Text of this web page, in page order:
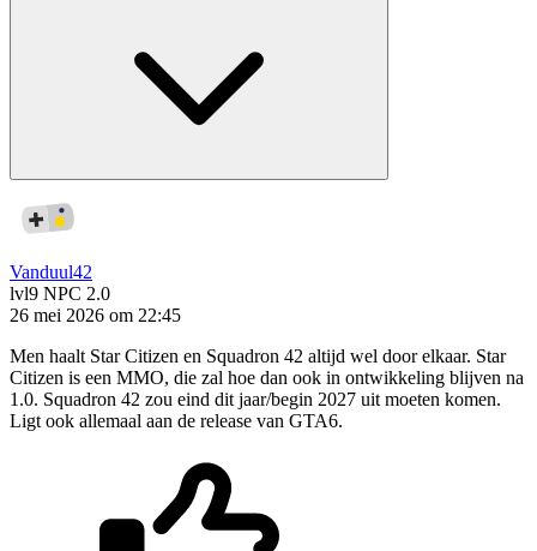
Vanduul42
lvl9 NPC 2.0
26 mei 2026 om 22:45
Men haalt Star Citizen en Squadron 42 altijd wel door elkaar. Star
Citizen is een MMO, die zal hoe dan ook in ontwikkeling blijven na
1.0. Squadron 42 zou eind dit jaar/begin 2027 uit moeten komen.
Ligt ook allemaal aan de release van GTA6.